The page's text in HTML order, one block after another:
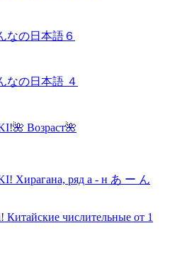
なの日本語６
なの日本語 ４
Возраст🌺
Хирагана, ряд а - н あ ー ん
Китайские числительные от 1